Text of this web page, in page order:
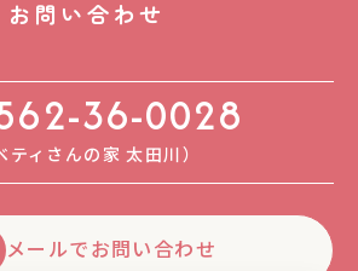
お問い合わせ
36-0028
ティさんの家 太⽥川）
メールでお問い合わせ